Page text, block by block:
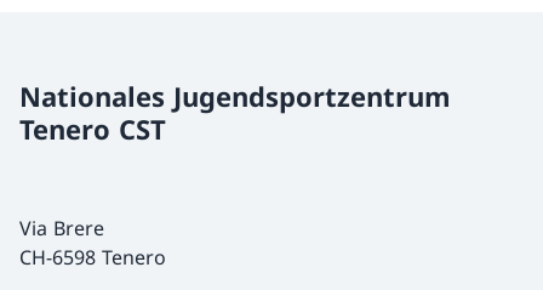
Nationales Jugendsportzentrum
Tenero CST
Via Brere
CH-6598 Tenero